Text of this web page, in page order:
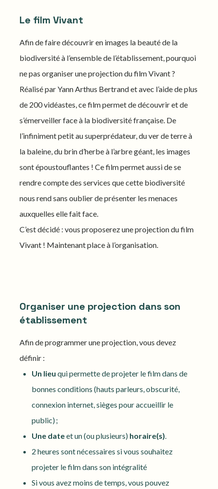
Le film Vivant
Afin de faire découvrir en images la beauté de la
biodiversité à l’ensemble de l’établissement, pourquoi
ne pas organiser une projection du film Vivant ?
Réalisé par Yann Arthus Bertrand et avec l’aide de plus
de 200 vidéastes, ce film permet de découvrir et de
s’émerveiller face à la biodiversité française. De
l’infiniment petit au superprédateur, du ver de terre à
la baleine, du brin d’herbe à l’arbre géant, les images
sont époustouflantes ! Ce film permet aussi de se
rendre compte des services que cette biodiversité
nous rend sans oublier de présenter les menaces
auxquelles elle fait face.
C’est décidé : vous proposerez une projection du film
Vivant ! Maintenant place à l’organisation.
Organiser une projection dans son
établissement
Afin de programmer une projection, vous devez
définir :
Un lieu qui permette de projeter le film dans de
bonnes conditions (hauts parleurs, obscurité,
connexion internet, sièges pour accueillir le
public) ;
Une dateet un (ou plusieurs) horaire(s).
2 heures sont nécessaires si vous souhaitez
projeter le film dans son intégralité
Si vous avez moins de temps, vous pouvez